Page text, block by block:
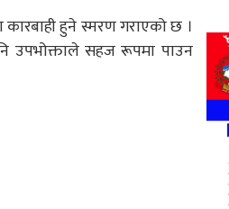
हुने स्मरण गराएको छ ।
उपभोक्ताले सहज रूपमा पाउन